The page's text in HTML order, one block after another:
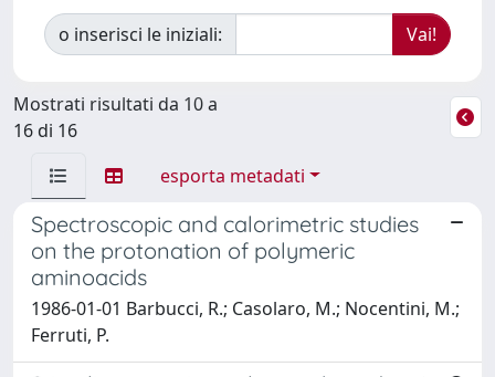
o inserisci le iniziali:
Mostrati risultati da 10 a
16 di 16
esporta metadati
Spectroscopic and calorimetric studies
on the protonation of polymeric
aminoacids
1986-01-01 Barbucci, R.; Casolaro, M.; Nocentini, M.;
Ferruti, P.